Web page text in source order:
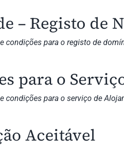
– Registo de
condições para o registo de
para o
condições para o serviço de
Aceitável